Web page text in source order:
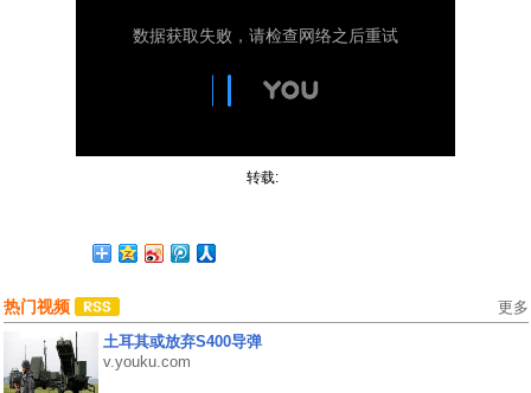
转载:
热门视频 更多
土耳其或放弃S400导弹
v.youku.com